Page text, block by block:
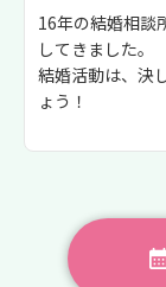
16年の結婚相談
してきました。
結婚活動は、決
ょう！